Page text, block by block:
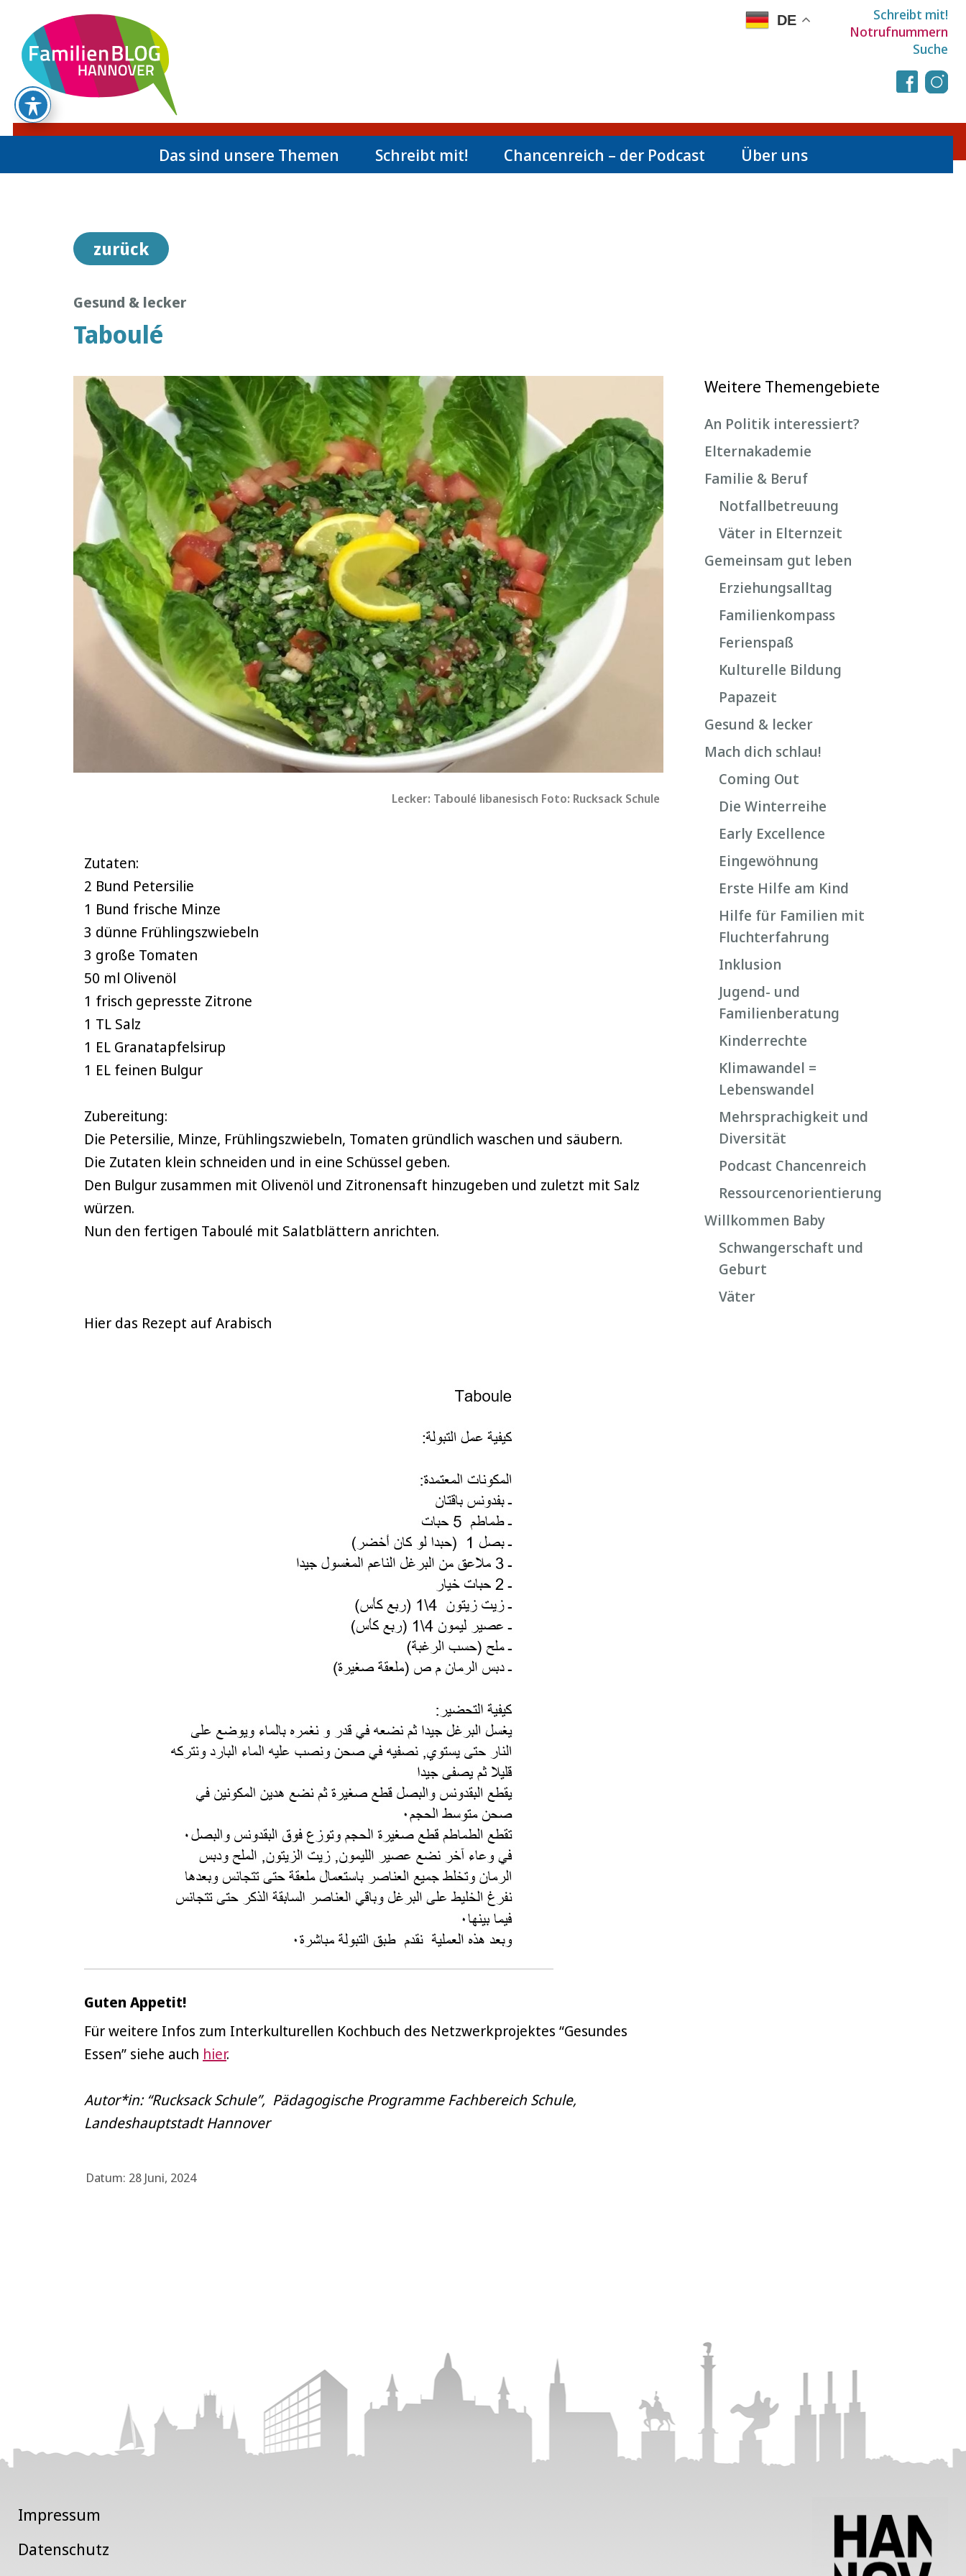
DE
Schreibt mit!
Notrufnummern
Suche
Das sind unsere Themen Schreibt mit! Chancenreich – der Podcast Über uns
zurück
Gesund & lecker
Taboulé
Lecker: Taboulé libanesisch Foto: Rucksack Schule
Zutaten:
2 Bund Petersilie
1 Bund frische Minze
3 dünne Frühlingszwiebeln
3 große Tomaten
50 ml Olivenöl
1 frisch gepresste Zitrone
1 TL Salz
1 EL Granatapfelsirup
1 EL feinen Bulgur
Zubereitung:
Die Petersilie, Minze, Frühlingszwiebeln, Tomaten gründlich waschen und säubern.
Die Zutaten klein schneiden und in eine Schüssel geben.
Den Bulgur zusammen mit Olivenöl und Zitronensaft hinzugeben und zuletzt mit Salz
würzen.
Nun den fertigen Taboulé mit Salatblättern anrichten.
Hier das Rezept auf Arabisch
Guten Appetit!
Für weitere Infos zum Interkulturellen Kochbuch des Netzwerkprojektes “Gesundes
Essen” siehe auch hier.
Autor*in: “Rucksack Schule”, Pädagogische Programme Fachbereich Schule,
Landeshauptstadt Hannover
Datum: 28 Juni, 2024
Weitere Themengebiete
An Politik interessiert?
Elternakademie
Familie & Beruf
Notfallbetreuung
Väter in Elternzeit
Gemeinsam gut leben
Erziehungsalltag
Familienkompass
Ferienspaß
Kulturelle Bildung
Papazeit
Gesund & lecker
Mach dich schlau!
Coming Out
Die Winterreihe
Early Excellence
Eingewöhnung
Erste Hilfe am Kind
Hilfe für Familien mit
Fluchterfahrung
Inklusion
Jugend- und
Familienberatung
Kinderrechte
Klimawandel =
Lebenswandel
Mehrsprachigkeit und
Diversität
Podcast Chancenreich
Ressourcenorientierung
Willkommen Baby
Schwangerschaft und
Geburt
Väter
Impressum
Datenschutz